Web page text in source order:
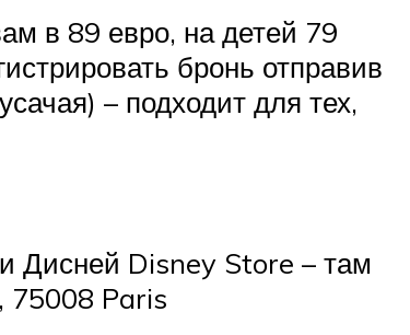
в 89 евро, на детей 79
бронь отправив
– подходит для тех,
Дисней Disney Store – там
75008 Paris